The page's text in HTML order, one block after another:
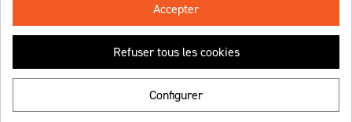
Retrouvez-nous !
Accepter
Refuser tous les cookies
Configurer